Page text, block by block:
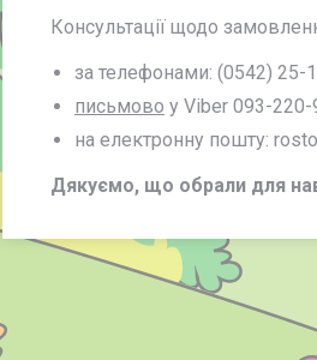
Консультації щодо
за телефонами: (0542)
письмово у Viber 093-220-
на електронну пошту:
Дякуємо, що обрали для